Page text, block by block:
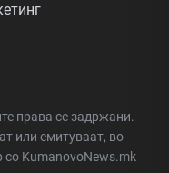
права се задржани.
или емитуваат, во
со KumanovoNews.mk